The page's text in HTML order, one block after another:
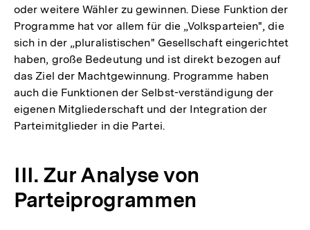
oder weitere Wähler zu gewinnen. Diese Funktion der
Programme hat vor allem für die „Volksparteien", die
sich in der „pluralistischen" Gesellschaft eingerichtet
haben, große Bedeutung und ist direkt bezogen auf
das Ziel der Machtgewinnung. Programme haben
auch die Funktionen der Selbst-verständigung der
eigenen Mitgliederschaft und der Integration der
Parteimitglieder in die Partei.
III. Zur Analyse von
Parteiprogrammen